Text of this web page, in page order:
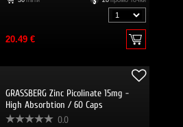
20.49 €
GRASSBERG Zinc Picolinate 15mg -
High Absorbtion / 60 Caps
0.0